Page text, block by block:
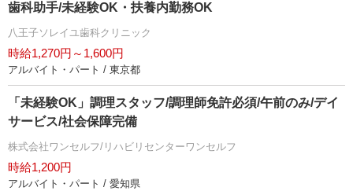
歯科助手/未経験OK・扶養内勤務OK
八王子ソレイユ歯科クリニック
時給1,270円～1,600円
アルバイト・パート / 東京都
「未経験OK」調理スタッフ/調理師免許必須/午前のみ/デイ
サービス/社会保障完備
株式会社ワンセルフ/リハビリセンターワンセルフ
時給1,200円
アルバイト・パート / 愛知県